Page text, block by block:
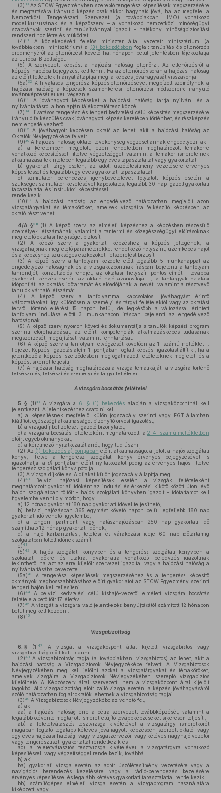
(3) 30 Az STCW Egyezményben szereplő tengerész képesítések megszerzésére
és megtartására irányuló képzés csak akkor hagyható jóvá, ha az megfelel a
Nemzetközi Tengerészeti Szervezet (a továbbiakban: IMO) vonatkozó
modellkurzusának és a képzőszerv – a vonatkozó nemzetközi minőségügyi
szabványok szerinti és tanúsítvánnyal igazolt – hatékony minőségbiztosítási
rendszert hoz létre és működtet.
(4) 31
A közlekedésért felelős miniszter által vezetett minisztérium (a
továbbiakban: minisztérium) a (3) bekezdésben foglalt tanúsítás és ellenőrzés
eredményéről az ellenőrzést követő hat hónapon belül jelentésben tájékoztatja
az Európai Bizottságot.
(5) A szervezett képzést a hajózási hatóság ellenőrzi. Az ellenőrzésről a
képzési naplóba bejegyzést kell tenni. Ha az ellenőrzés során a hajózási hatóság
az előírt feltételek hiányát állapítja meg, a képzés jóváhagyását visszavonja.
(5a) 32
A hivatásos tengerész képzés ellenőrzésével megbízott személynek a
hajózási hatóság a képzések számonkérési, ellenőrzési módszereire irányuló
továbbképzését el kell végeznie.
(6) 33
A jóváhagyott képzéseket a hajózási hatóság tartja nyilván, és a
nyilvántartásról a honlapján tájékoztatót tesz közzé.
(7) 34 Hivatásos tengerész és tengeri kedvtelési célú képesítés megszerzésére
irányuló felkészülés csak jóváhagyott képzés keretében történhet, és részképzés
nem engedélyezhető.
(8) 35
A jóváhagyott képzésen oktató az lehet, akit a hajózási hatóság az
Oktatók Névjegyzékébe felvett.
(9) 36 A hajózási hatóság oktatói tevékenység végzését annak engedélyezi, aki
a) a kérelemben megjelölt, ezen rendeletben meghatározott témakörre
vonatkozó képesítéssel, illetve végzettséggel valamint a témakör ismereteinek
alkalmazása tekintetében legalább egy éves tapasztalattal vagy gyakorlattal,
b) gyakorlati tárgy esetén, az adott úszólétesítmény vezetésére érvényes
képesítéssel és legalább egy éves gyakorlati tapasztalattal,
c) szimulátor berendezés igénybevételével folytatott képzés esetén a
szükséges szimulátor kezelésével kapcsolatos, legalább 30 nap igazolt gyakorlati
tapasztalattal és instruktori képesítéssel
rendelkezik.
(10) 37
A hajózási hatóság az engedélyező határozatban megjelöli azon
vizsgatárgyakat és témaköröket, amelyek vizsgáira felkészítő képzésben az
oktató részt vehet.
4/A. §38 (1) A képző szerv az elméleti képzéshez a képzésben részesülő
személyek létszámának, valamint a tantermi és közegészségügyi előírásoknak
megfelelő oktatási helyiséget biztosít.
(2) A képző szerv a gyakorlati képzéshez a képzés jellegének, a
vizsgahajónak megfelelő paraméterekkel rendelkező helyszínt, üzemképes hajót
és a képzéshez szükséges eszközöket, felszerelést biztosít.
(3) A képző szerv a tanfolyam kezdete előtt legalább 5 munkanappal az
engedélyező hatóságnak és a vizsgaközpontnak írásban bejelenti a tanfolyam
tanrendjét, konzultációs rendjét, az oktatási helyszín pontos címét – továbbá
gyakorlati képzés esetén az oktató hajó azonosítóját –, a tantárgyak oktatási
időpontját, az oktatás időtartamát és előadójának a nevét, valamint a résztvevő
tanulók várható létszámát.
(4) A képző szerv a tanfolyammal kapcsolatos, jóváhagyást érintő
változtatásokat, így különösen a személyi és tárgyi feltételektől vagy az oktatási
tervtől történő eltérést 15 napon belül, de legkésőbb a változással érintett
tanfolyam indulása előtti 3. munkanapon írásban bejelenti az engedélyező
hatóságnak.
(5) A képző szerv nyomon követi és dokumentálja a tanulók képzési program
szerinti előrehaladását, az előírt kompetenciák alkalmazásképes tudásának
megszerzését, megújítását, valamint fenntartását.
(6) A képző szerv a tanfolyam elvégzését követően az 1. számú melléklet I.
Fejezet Képzési Igazolás alcím 1. pontjában foglalt képzési igazolást állít ki, ha a
jelentkező a képzési szerződésben megfogalmazott feltételeknek megfelel, és a
képzést sikerrel teljesíti.
(7) A hajózási hatóság meghatározza a vizsga tematikáját, a vizsgára történő
felkészülés, felkészítés személyi és tárgyi feltételeit.
A vizsgára bocsátás feltételei
5. § (1) 39A vizsgára a 6. § (1) bekezdés alapján a vizsgaközpontnál kell
jelentkezni. A jelentkezéshez csatolni kell:
a) a képesítésnek megfelelő, külön jogszabály szerinti vagy EGT államban
kiállított egészségi alkalmasságot bizonyító orvosi igazolást,
b) a vizsgadíj befizetését igazoló bizonylatot,
c) a vizsgára bocsátás feltételeként meghatározott, a 2–4. számú mellékletben
előírt egyéb okmányokat,
d) a kérelmező nyilatkozatát arról, hogy tud úszni.
(2) Az (1) bekezdés a) pontjában előírt alkalmasságot a jelölt a hajós szolgálati
könyv, illetve a tengerész szolgálati könyv érvényes bejegyzésével is
igazolhatja, a d) pontjában előírt nyilatkozatot pedig az érvényes hajós, illetve
tengerész szolgálati könyv pótolja.
(3) A vizsga díjköteles. A díjakat külön jogszabály állapítja meg.
(4)40
Belvízi hajózási képesítések esetén a vizsgák feltételeként
meghatározott gyakorlati időként az indulási és érkezési kikötő között úton lévő
hajón szolgálatban töltött – hajós szolgálati könyvben igazolt – időtartamot kell
figyelembe venni oly módon, hogy
a) 12 hónap gyakorlat 180 nap gyakorlati idővel teljesíthető,
b) belvízi hajózásban 365 egymást követő napon belül legfeljebb 180 nap
gyakorlati idő vehető figyelembe,
c) a tengeri, partmenti vagy halászhajózásban 250 nap gyakorlati idő
számítható 12 hónap gyakorlati időnek,
d) a hajó karbantartási, telelési és várakozási ideje 60 nap időtartamig
szolgálatban töltött időnek számít,
e)41
(5)42
A hajós szolgálati könyvben és a tengerész szolgálati könyvben a
szolgálati időkre és utakra, gyakorlatra vonatkozó bejegyzés igazoltnak
tekinthető, ha azt az erre kijelölt szervezet igazolta, vagy a hajózási hatóság a
nyilvántartásába bevezette.
(5a)43
A tengerész képesítések megszerzéséhez és a tengerész képesítő
okmányok meghosszabbításához előírt gyakorlatot az STCW Egyezmény szerinti
tengeri hajón kell teljesíteni.
(6)44
A belvízi kedvtelési célú kishajó-vezetői elméleti vizsgára bocsátás
feltétele a betöltött 17. életév.
(7)45 A vizsgát a vizsgára való jelentkezés benyújtásától számított 12 hónapon
belül meg kell kezdeni.
(8)46
Vizsgabizottság
6. § (1)47
A vizsgát a vizsgaközpont által kijelölt vizsgabiztos vagy
vizsgabizottság előtt kell letenni.
(2)48 A vizsgabizottság tagja (a továbbiakban: vizsgabiztos) az lehet, akit a
hajózási hatóság a Vizsgabiztosok Névjegyzékébe felvett. A Vizsgabiztosok
Névjegyzékében meg kell jelölni azokat a vizsgatárgyakat és témaköröket,
amelyek vizsgáira a Vizsgabiztosok Névjegyzékében szereplő vizsgabiztos
kijelölhető. A Képzőszerv által szervezett, nem a vizsgaközpont által kijelölt
tagokból álló vizsgabizottság előtt zajló vizsga esetén, a képzés jóváhagyásáról
szóló határozatban foglalt oktatók lehetnek a vizsgabizottság tagjai.
(3)49 A Vizsgabiztosok Névjegyzékébe az vehető fel,
a) aki
aa) a hajózási hatóság erre a célra szervezett továbbképzését, valamint a
legalább ötévente megtartott ismeretfelújító továbbképzéseket sikeresen teljesíti,
ab) a feleletválasztós tesztvizsga kivételével a vizsgatárgy ismeretkörét
magában foglaló legalább kétéves jóváhagyott képzésben szerzett oktatói vagy
egy éves hajózási hatósági vagy vizsgaszervezői, vagy kétéves nagyhajó vezetői
vagy tengerésztiszti gyakorlattal rendelkezik és
ac) a feleletválasztós tesztvizsga kivételével a vizsgatárgyra vonatkozó
képesítéssel, vagy végzettséggel rendelkezik, továbbá
b) aki
ba) gyakorlati vizsga esetén az adott úszólétesítmény vezetésére vagy a
navigációs berendezés kezelésére vagy a rádió-berendezés kezelésére
érvényes képesítéssel és legalább kétéves gyakorlati tapasztalattal rendelkezik,
bb) számítógépes elméleti vizsga esetén a vizsgaprogram használatára
kiképzett, vagy